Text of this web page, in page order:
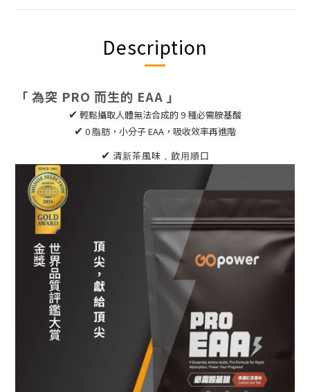
Description
「 為突 PRO 而生的 EAA 」
✔ 輕鬆攝取人體無法合成的 9 種必需胺基酸
✔ 0脂肪，小分子EAA ，吸收效率再進階
✔ 清新茶風味，飲用順口